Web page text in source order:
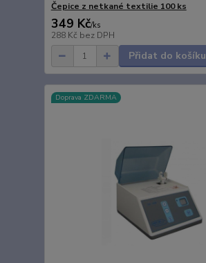
Čepice z netkané textilie 100 ks
349 Kč/ks
288 Kč bez DPH
Přidat do košíku
Doprava ZDARMA